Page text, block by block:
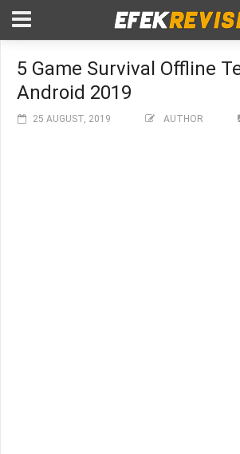
5 Game Survival Offline
Android 2019
25 AUGUST, 2019 AUTHOR